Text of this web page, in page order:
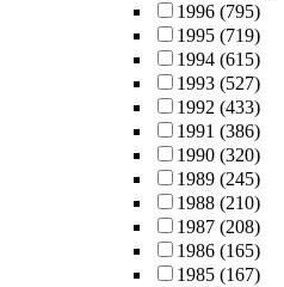
1996 (795)
1995 (719)
1994 (615)
1993 (527)
1992 (433)
1991 (386)
1990 (320)
1989 (245)
1988 (210)
1987 (208)
1986 (165)
1985 (167)